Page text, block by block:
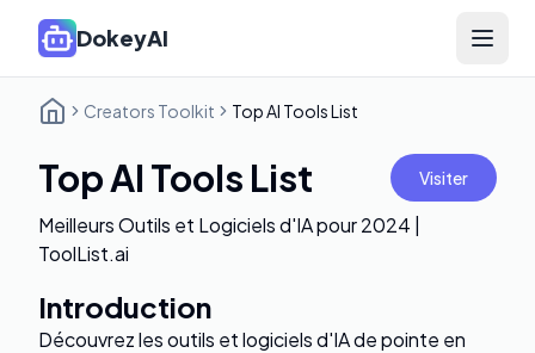
DokeyAI Open
Creators Toolkit Top AI Tools List
Top AI Tools List Visiter
Meilleurs Outils et Logiciels d'IA pour 2024 |
ToolList.ai
Introduction
Découvrez les outils et logiciels d'IA de pointe en